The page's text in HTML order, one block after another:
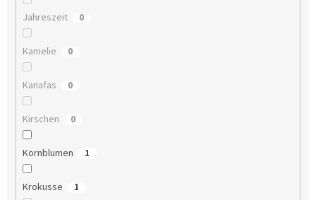
Jahreszeit 0
Kamelie 0
Kanafas 0
Kirschen 0
Kornblumen 1
Krokusse 1